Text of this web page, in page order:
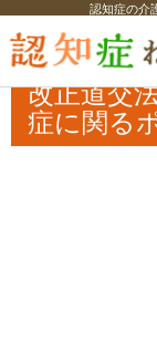
認知症の介
認知症ねっと 認知
タート！認知症に関る
改正道交
症に関る